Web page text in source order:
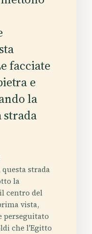
facciate
e
la
questa strada
la
centro del
vista,
perseguitato
che l'Egitto